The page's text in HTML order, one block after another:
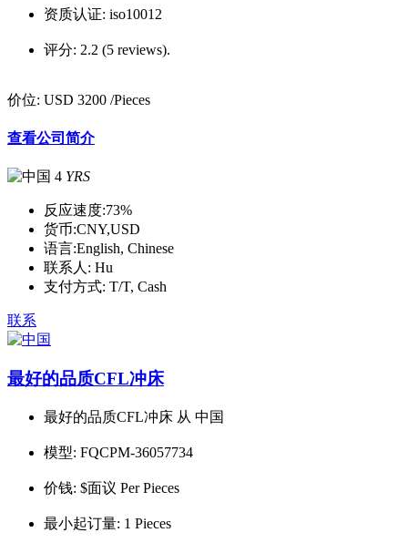
资质认证: iso10012
评分: 2.2 (5 reviews).
价位: USD 3200 /Pieces
查看公司简介
4 YRS
反应速度:73%
货币:CNY,USD
语言:English, Chinese
联系人: Hu
支付方式: T/T, Cash
联系
最好的品质CFL冲床
最好的品质CFL冲床 从 中国
模型: FQCPM-36057734
价钱: $面议 Per Pieces
最小起订量: 1 Pieces